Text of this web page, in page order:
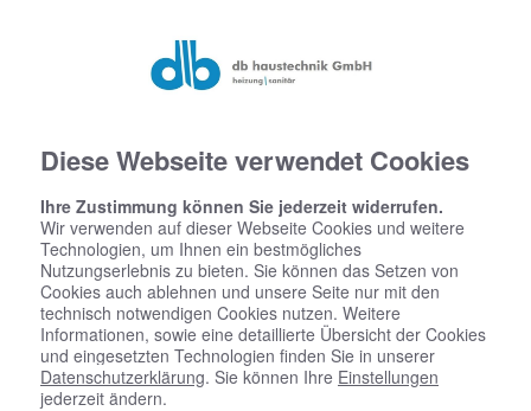
Startseite»Bad»Badinspiration & Musterbäder»Komfort-Bad 7 ㎡
Diese Webseite verwendet Cookies
Ihre Zustimmung können Sie jederzeit widerrufen.
Wir verwenden auf dieser Webseite Cookies und weitere
Technologien, um Ihnen ein bestmögliches
Nutzungserlebnis zu bieten. Sie können das Setzen von
Cookies auch ablehnen und unsere Seite nur mit den
technisch notwendigen Cookies nutzen. Weitere
Informationen, sowie eine detaillierte Übersicht der Cookies
und eingesetzten Technologien finden Sie in unserer
Datenschutzerklärung. Sie können Ihre Einstellungen
jederzeit ändern.